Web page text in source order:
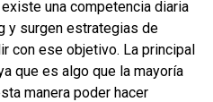
una competencia diaria
y surgen estrategias de
con ese objetivo. La principal
que es algo que la mayoría
manera poder hacer